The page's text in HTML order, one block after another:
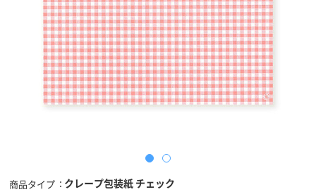
商品タイプ クレープ包装紙 チェック